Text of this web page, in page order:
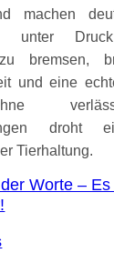
machen
unter
bremsen,
und eine
droht
Tierhaltung.
Worte –